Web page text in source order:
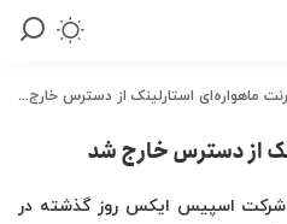
ماهواره‌ای استارلینک از دسترس خارج شد
از دسترس خارج شد
شرکت اسپیس ایکس روز گذشته در